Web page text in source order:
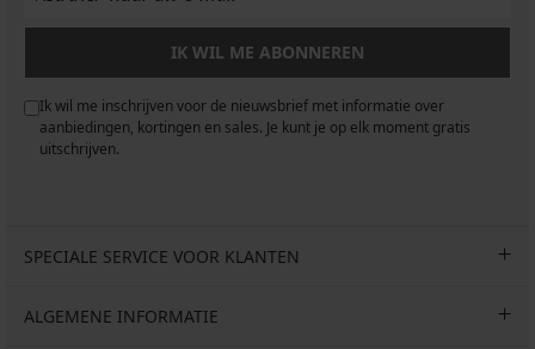
IK WIL ME ABONNEREN
Ik wil me inschrijven voor de nieuwsbrief met informatie over
aanbiedingen, kortingen en sales. Je kunt je op elk moment gratis
uitschrijven.
SPECIALE SERVICE VOOR KLANTEN
ALGEMENE INFORMATIE